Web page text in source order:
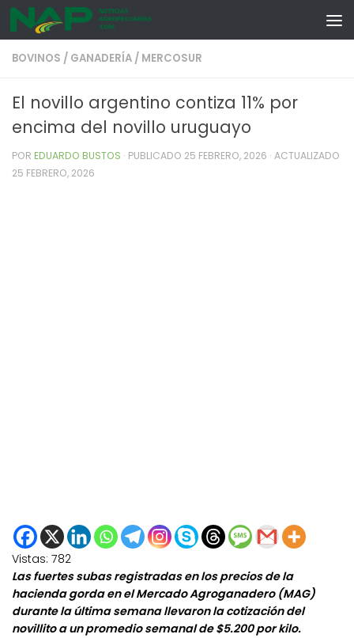
Skip to content
BOVINOS / GANADERÍA / MERCOSUR
El novillo argentino contiza 11% por
encima del novillo uruguayo
POR EDUARDO BUSTOS · PUBLICADO 25 FEBRERO, 2026 · ACTUALIZADO
25 FEBRERO, 2026
Vistas: 782
Las fuertes subas registradas en los precios de la
hacienda gorda en el Mercado Agroganadero (MAG)
durante la última semana llevaron la cotización del
novillito a un promedio semanal de $5.200 por kilo.